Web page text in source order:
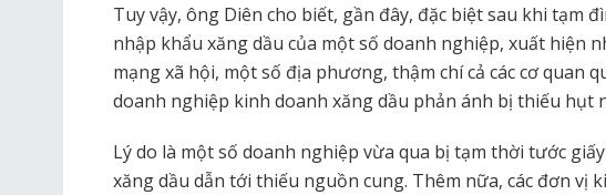
Tuy vậy, ông Diên cho biết, gần đây, đặc biệt sau khi tạm
nhập khẩu xăng dầu của một số doanh nghiệp, xuất hiện
mạng xã hội, một số địa phương, thậm chí cả các cơ quan
doanh nghiệp kinh doanh xăng dầu phản ánh bị thiếu hụt
Lý do là một số doanh nghiệp vừa qua bị tạm thời tước
xăng dầu dẫn tới thiếu nguồn cung. Thêm nữa, các đơn vị